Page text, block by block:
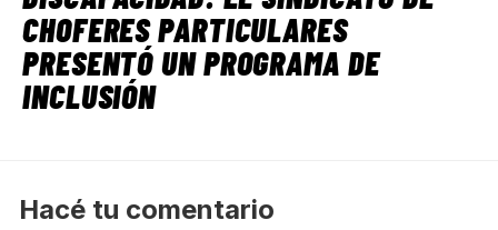
CHOFERES PARTICULARES
PRESENTÓ UN PROGRAMA DE
INCLUSIÓN
Hacé tu comentario